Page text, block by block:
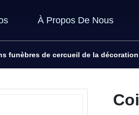
À Propos De Nous
funèbres de cercueil de la